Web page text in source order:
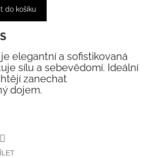
do košíku
elegantní a sofistikovaná
sílu a sebevědomí. Ideální
zanechat
dojem.